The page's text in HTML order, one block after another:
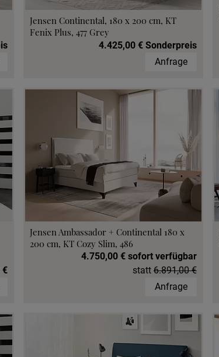
Jensen Continental, 180 x 200 cm, KT
Fenix Plus, 477 Grey
4.425,00 € Sonderpreis
Anfrage
€
Jensen Ambassador + Continental 180 x
200 cm, KT Cozy Slim, 486
4.750,00 € sofort verfügbar
statt 6.891,00 €
Anfrage